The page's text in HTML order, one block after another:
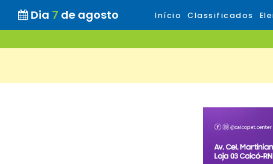
Dia 7 de agosto Início Classificados